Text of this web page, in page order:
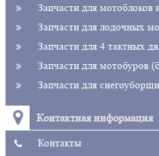
Запчасти для мотоблоков
Запчасти для лодочных
Запчасти для 4 тактных
Запчасти для мотобуров
Запчасти для
Контактная информация
Контакты